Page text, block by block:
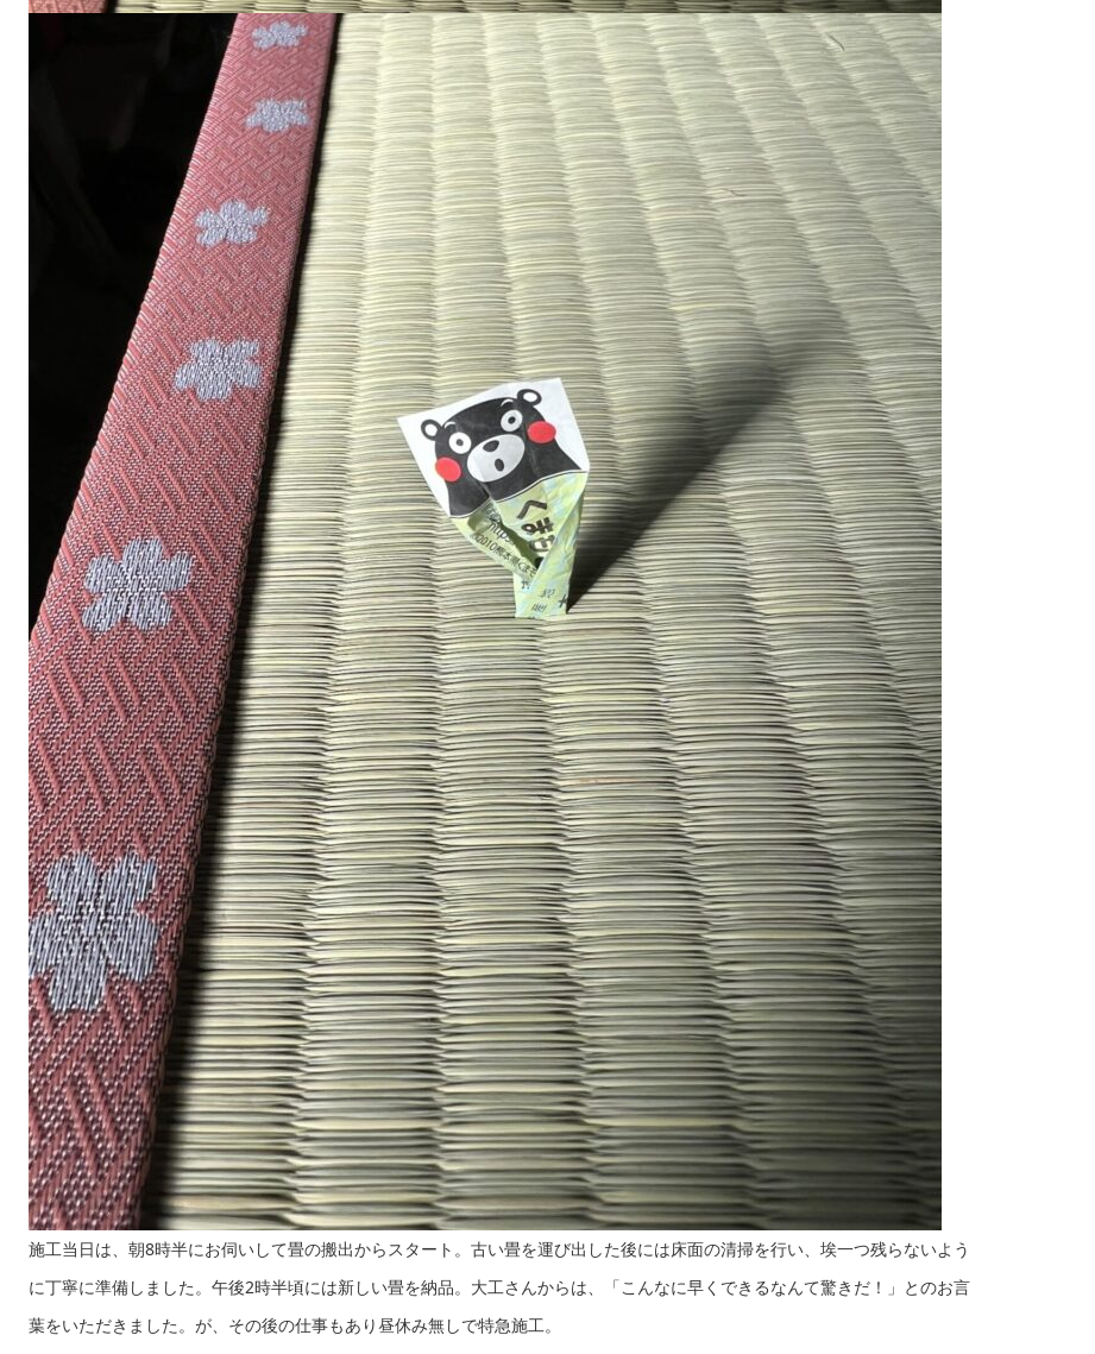
施工当日は、朝8時半にお伺いして畳の搬出からスタート。古い畳を運び出した後には床面の清掃を行い、埃一つ残らないよう
に丁寧に準備しました。午後2時半頃には新しい畳を納品。大工さんからは、「こんなに早くできるなんて驚きだ！」とのお言
葉をいただきました。が、その後の仕事もあり昼休み無しで特急施工。